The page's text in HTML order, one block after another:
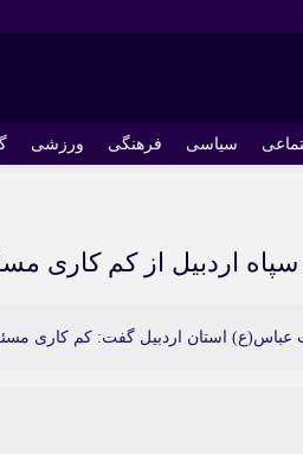
سیاسی فرهنگی ورزشی
اردبیل از کم کاری مسئولان در
استان اردبیل گفت: کم کاری مسئولان در اجرای کنگره